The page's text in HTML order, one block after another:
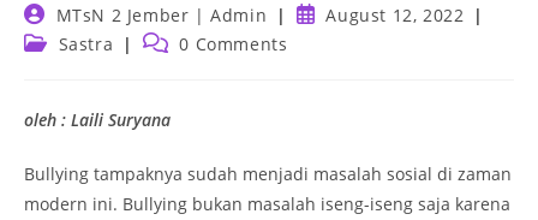
Post
author:
MTsN 2 Jember | Admin
PostAugust 12, 2022
PostSastra
Post 0 Comments
oleh : Laili Suryana
Bullying tampaknya sudah menjadi masalah sosial di zaman
modern ini. Bullying bukan masalah iseng-iseng saja karena